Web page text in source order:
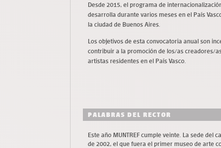
Desde 2015, el programa de
desarrolla durante varios meses en el País
la ciudad de Buenos Aires.
Los objetivos de esta convocatoria anual son
contribuir a la promoción de los/as creadores/
artistas residentes en el País Vasco.
PALABRAS DEL RECTOR
Este año MUNTREF cumple veinte. La sede del
de 2002, el que fuera el primer museo de arte